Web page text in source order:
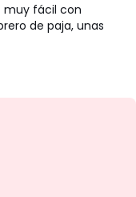
muy fácil con
de paja, unas